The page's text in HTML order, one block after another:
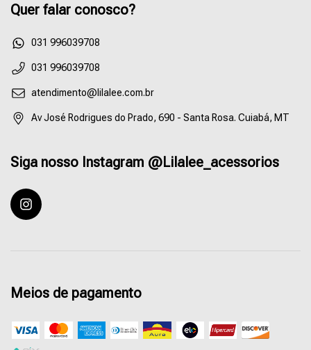
Quer falar conosco?
55031996039708
031 996039708
atendimento@lilalee.com.br
Av José Rodrigues do Prado, 690 - Santa Rosa. Cuiabá, MT
Siga nosso Instagram @Lilalee_acessorios
Meios de pagamento